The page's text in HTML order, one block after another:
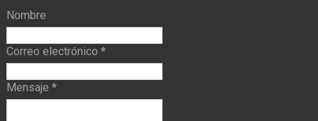
Nombre
Correo electrónico *
Mensaje *